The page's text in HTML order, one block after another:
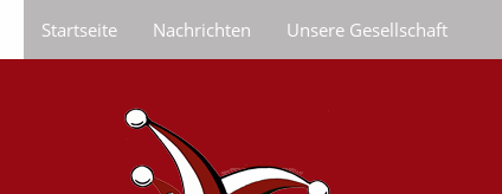
Startseite Nachrichten Unsere Gesellschaft